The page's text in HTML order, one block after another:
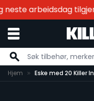
arbeidsdag
Hopp til innhold
Hjem Eske med 20 Killer